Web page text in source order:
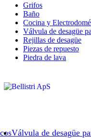
Válvula de desagüe
Grifos
Baño
Cocina y
Válvula de desagüe
Rejillas de desagüe
Piezas de repuesto
Piedra de lava